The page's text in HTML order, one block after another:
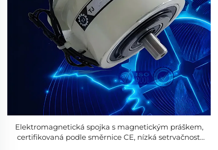
Elektromagnetická spojka s magnetickým práškem,
certifikovaná podle směrnice CE, nízká setrvačnost,